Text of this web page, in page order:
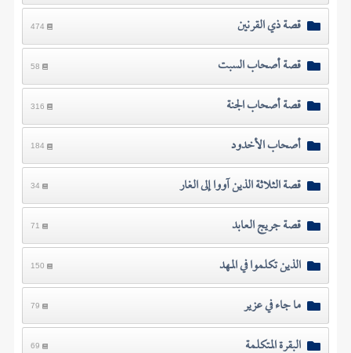
قصة ذي القرنين 474
قصة أصحاب السبت 58
قصة أصحاب الجنة 316
أصحاب الأخدود 184
قصة الثلاثة الذين آووا إلى الغار 34
قصة جريج العابد 71
الذين تكلموا في المهد 150
ما جاء في عزير 79
البقرة المتكلمة 69